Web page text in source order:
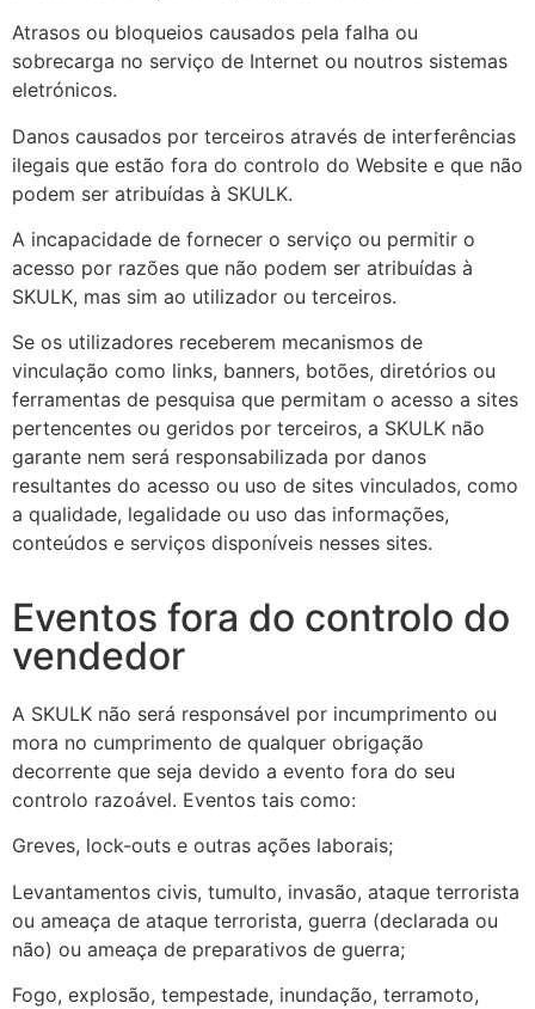
Atrasos ou bloqueios causados pela falha ou
sobrecarga no serviço de Internet ou noutros sistemas
eletrónicos.
Danos causados por terceiros através de interferências
ilegais que estão fora do controlo do Website e que não
podem ser atribuídas à SKULK.
A incapacidade de fornecer o serviço ou permitir o
acesso por razões que não podem ser atribuídas à
SKULK, mas sim ao utilizador ou terceiros.
Se os utilizadores receberem mecanismos de
vinculação como links, banners, botões, diretórios ou
ferramentas de pesquisa que permitam o acesso a sites
pertencentes ou geridos por terceiros, a SKULK não
garante nem será responsabilizada por danos
resultantes do acesso ou uso de sites vinculados, como
a qualidade, legalidade ou uso das informações,
conteúdos e serviços disponíveis nesses sites.
Eventos fora do controlo do
vendedor
A SKULK não será responsável por incumprimento ou
mora no cumprimento de qualquer obrigação
decorrente que seja devido a evento fora do seu
controlo razoável. Eventos tais como:
Greves, lock-outs e outras ações laborais;
Levantamentos civis, tumulto, invasão, ataque terrorista
ou ameaça de ataque terrorista, guerra (declarada ou
não) ou ameaça de preparativos de guerra;
Fogo, explosão, tempestade, inundação, terramoto,